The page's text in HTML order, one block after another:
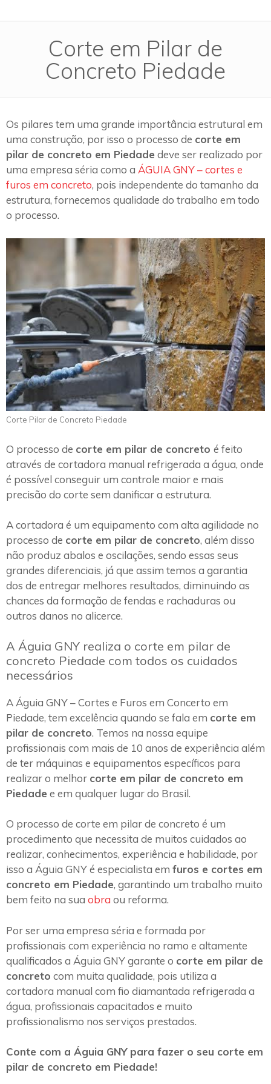
Corte em Pilar de
Concreto Piedade
Os pilares tem uma grande importância estrutural em
uma construção, por isso o processo de corte em
pilar de concreto em Piedade deve ser realizado por
uma empresa séria como a ÁGUIA GNY – cortes e
furos em concreto, pois independente do tamanho da
estrutura, fornecemos qualidade do trabalho em todo
o processo.
Corte Pilar de Concreto Piedade
O processo de corte em pilar de concreto é feito
através de cortadora manual refrigerada a água, onde
é possível conseguir um controle maior e mais
precisão do corte sem danificar a estrutura.
A cortadora é um equipamento com alta agilidade no
processo de corte em pilar de concreto, além disso
não produz abalos e oscilações, sendo essas seus
grandes diferenciais, já que assim temos a garantia
dos de entregar melhores resultados, diminuindo as
chances da formação de fendas e rachaduras ou
outros danos no alicerce.
A Águia GNY realiza o corte em pilar de
concreto Piedade com todos os cuidados
necessários
A Águia GNY – Cortes e Furos em Concerto em
Piedade, tem excelência quando se fala em corte em
pilar de concreto. Temos na nossa equipe
profissionais com mais de 10 anos de experiência além
de ter máquinas e equipamentos específicos para
realizar o melhor corte em pilar de concreto em
Piedade e em qualquer lugar do Brasil.
O processo de corte em pilar de concreto é um
procedimento que necessita de muitos cuidados ao
realizar, conhecimentos, experiência e habilidade, por
isso a Águia GNY é especialista em furos e cortes em
concreto em Piedade, garantindo um trabalho muito
bem feito na sua obra ou reforma.
Por ser uma empresa séria e formada por
profissionais com experiência no ramo e altamente
qualificados a Águia GNY garante o corte em pilar de
concreto com muita qualidade, pois utiliza a
cortadora manual com fio diamantada refrigerada a
água, profissionais capacitados e muito
profissionalismo nos serviços prestados.
Conte com a Águia GNY para fazer o seu corte em
pilar de concreto em Piedade!